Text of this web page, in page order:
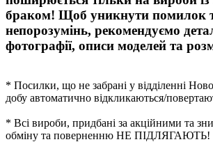
браком! Щоб уникнути помилок
непорозумінь, рекомендуємо
фотографії, описи моделей та
* Посилки, що не забрані у відділенні
добу автоматично відкликаються/
* Всі вироби, придбані за акційними та
обміну та поверненню НЕ ПІДЛЯГАЮТЬ!